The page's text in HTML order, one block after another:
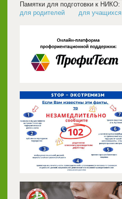
Памятки для подготовки к НИКО:
для родителей
для учащихся